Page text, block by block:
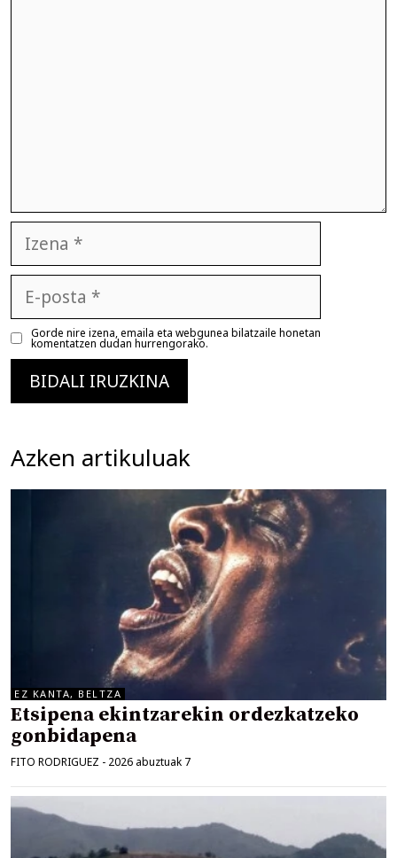
posta
Gorde nire izena, emaila eta webgunea bilatzaile honetan
komentatzen dudan hurrengorako.
Azken artikuluak
EZ KANTA, BELTZA
Etsipena ekintzarekin ordezkatzeko
gonbidapena
FITO RODRIGUEZ - 2026 abuztuak 7